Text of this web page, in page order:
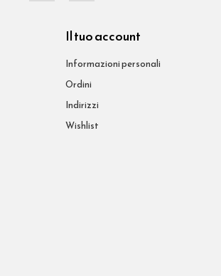
Il tuo account
Informazioni personali
Ordini
Indirizzi
Wishlist